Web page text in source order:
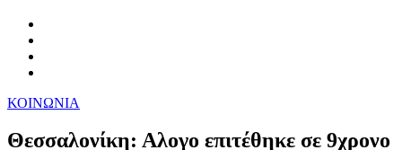
ΚΟΙΝΩΝΙΑ
Θεσσαλονίκη: Αλογο επιτέθηκε σε 9χρονο